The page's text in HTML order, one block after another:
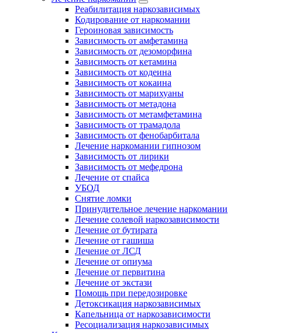
Реабилитация наркозависимых
Кодирование от наркомании
Героиновая зависимость
Зависимость от амфетамина
Зависимость от дезоморфина
Зависимость от кетамина
Зависимость от кодеина
Зависимость от кокаина
Зависимость от марихуаны
Зависимость от метадона
Зависимость от метамфетамина
Зависимость от трамадола
Зависимость от фенобарбитала
Лечение наркомании гипнозом
Зависимость от лирики
Зависимость от мефедрона
Лечение от спайса
УБОД
Снятие ломки
Принудительное лечение наркомании
Лечение солевой наркозависимости
Лечение от бутирата
Лечение от гашиша
Лечение от ЛСД
Лечение от опиума
Лечение от первитина
Лечение от экстази
Помощь при передозировке
Детоксикация наркозависимых
Капельница от наркозависимости
Ресоциализация наркозависимых